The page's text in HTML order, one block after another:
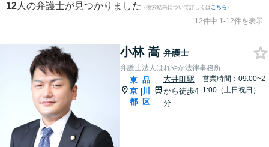
12 人の弁護士が見つかりました (検索結果について詳しくは こちら)
12件中 1-12件を表示
小林 嵩 弁護士
弁護士法人はれやか法律事務所
東
京
都
|
品
川
区
大井町駅
から徒歩4
分
営業時間：09:00~2
1:00（土日祝日）